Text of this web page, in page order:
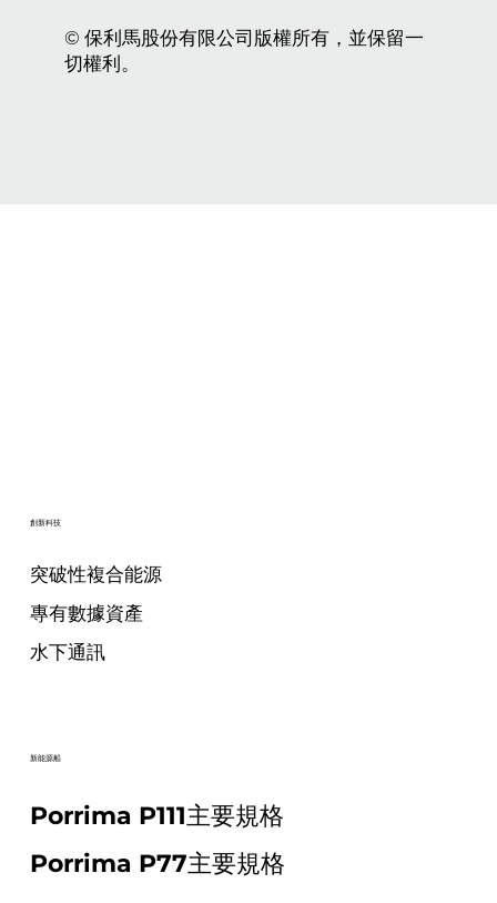
© 保利馬股份有限公司版權所有，並保留一
切權利。
創新科技
突破性複合能源
專有數據資產
水下通訊
新能源船
Porrima P111主要規格
Porrima P77主要規格